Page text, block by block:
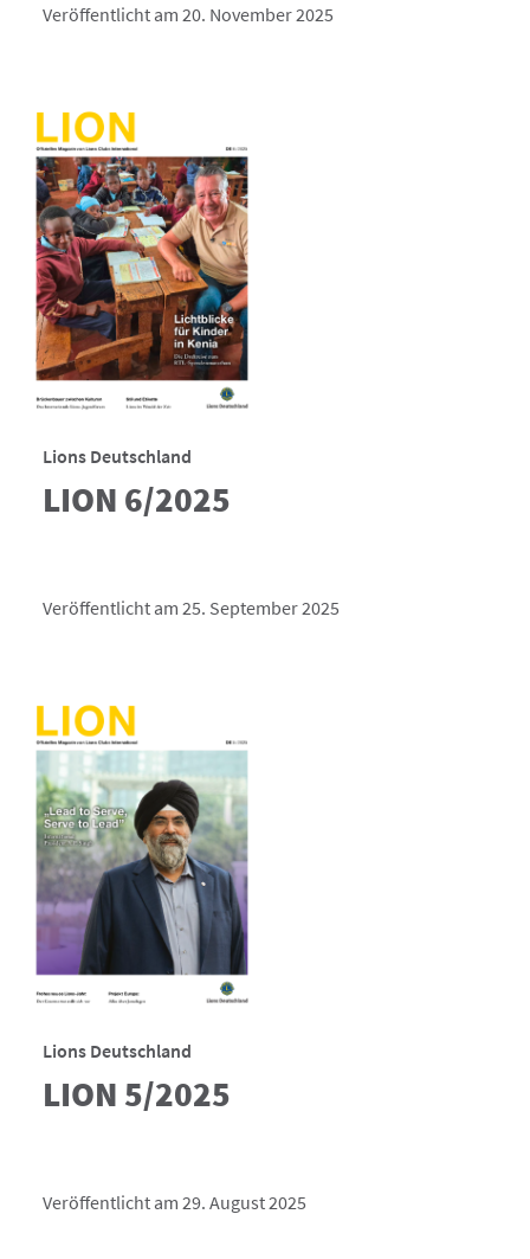
Veröffentlicht am 20. November 2025
Lions Deutschland
LION 6/2025
Veröffentlicht am 25. September 2025
Lions Deutschland
LION 5/2025
Veröffentlicht am 29. August 2025